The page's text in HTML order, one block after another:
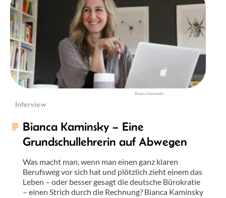
Bianca Kaminsky
Interview
Bianca Kaminsky – Eine
Grundschullehrerin auf Abwegen
Was macht man, wenn man einen ganz klaren
Berufsweg vor sich hat und plötzlich zieht einem das
Leben – oder besser gesagt die deutsche Bürokratie
– einen Strich durch die Rechnung? Bianca Kaminsky